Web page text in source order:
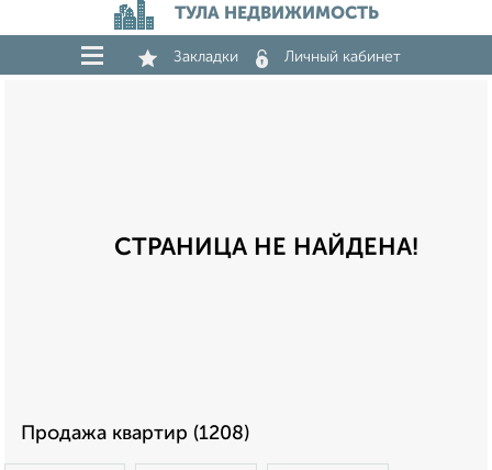
ТУЛА НЕДВИЖИМОСТЬ
Закладки Личный кабинет
СТРАНИЦА НЕ НАЙДЕНА!
Продажа квартир (1208)